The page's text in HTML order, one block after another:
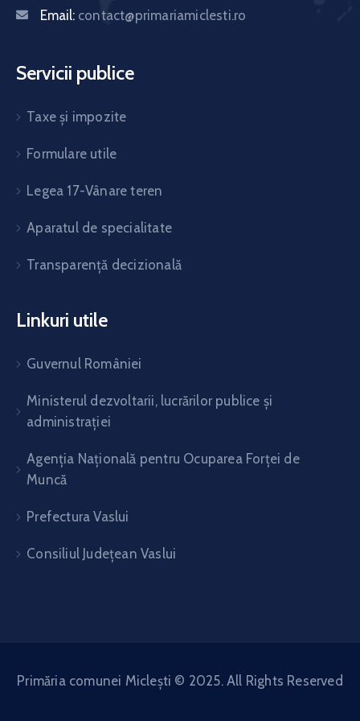
Email: contact@primariamiclesti.ro
Servicii publice
Taxe și impozite
Formulare utile
Legea 17-Vânare teren
Aparatul de specialitate
Transparență decizională
Linkuri utile
Guvernul României
Ministerul dezvoltarii, lucrărilor publice și
administrației
Agenția Națională pentru Ocuparea Forței de
Muncă
Prefectura Vaslui
Consiliul Județean Vaslui
Primăria comunei Miclești © 2025. All Rights Reserved